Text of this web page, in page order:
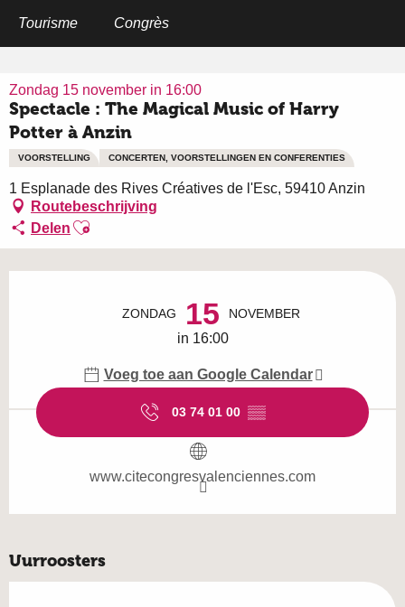
Tourisme Congrès
Zondag 15 november in 16:00
Spectacle : The Magical Music of Harry
Potter à Anzin
VOORSTELLING CONCERTEN, VOORSTELLINGEN EN CONFERENTIES
1 Esplanade des Rives Créatives de l'Esc, 59410 Anzin
Routebeschrijving
Delen Ajouter aux favoris
ZONDAG 15 NOVEMBER
in 16:00
Voeg toe aan Google Calendar
03 74 01 00 ▒▒
www.citecongresvalenciennes.com
Uurroosters